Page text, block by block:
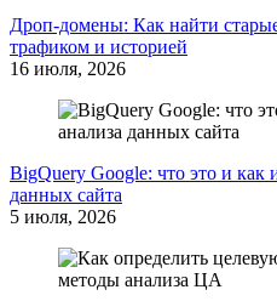
Дроп-домены: Как найти
трафиком и историей
16 июля, 2026
BigQuery Google: что это и как
данных сайта
5 июля, 2026